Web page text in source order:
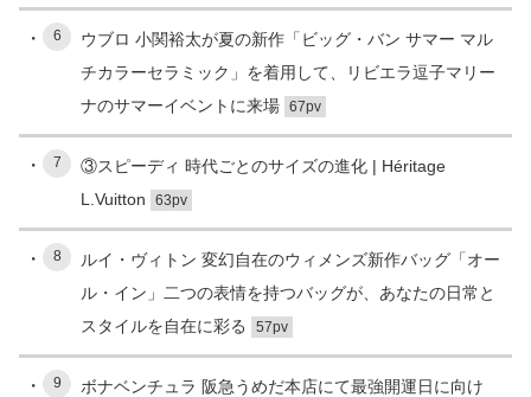
6
ウブロ 小関裕太が夏の新作「ビッグ・バン サマー マル
チカラーセラミック」を着用して、リビエラ逗子マリー
ナのサマーイベントに来場 67pv
7
③スピーディ 時代ごとのサイズの進化 | Héritage
L.Vuitton
63pv
8
ルイ・ヴィトン 変幻自在のウィメンズ新作バッグ「オー
ル・イン」二つの表情を持つバッグが、あなたの日常と
スタイルを自在に彩る
57pv
9
ボナベンチュラ 阪急うめだ本店にて最強開運日に向け